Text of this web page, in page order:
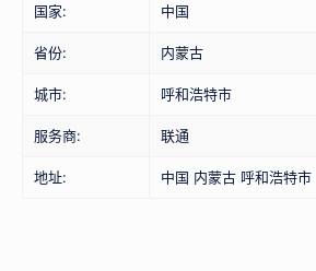
国家: 中国
省份: 内蒙古
城市: 呼和浩特市
服务商: 联通
地址: 中国 内蒙古 呼和浩特市